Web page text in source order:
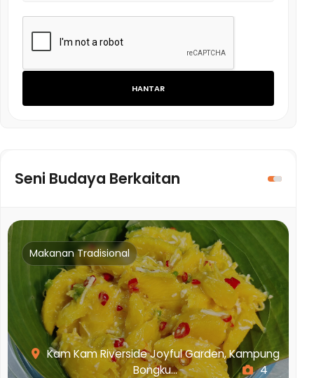
HANTAR
Seni Budaya Berkaitan
Kam Kam Riverside Joyful Garden, Kampung
Bongku...
Makanan Tradisional
4